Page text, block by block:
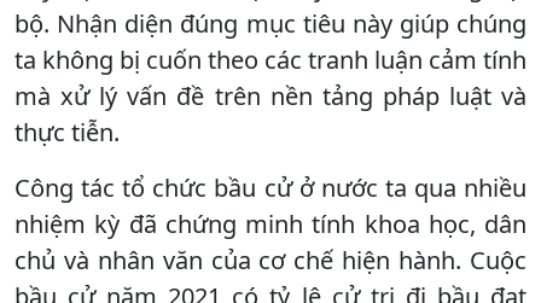
bộ. Nhận diện đúng mục tiêu này giúp chúng
ta không bị cuốn theo các tranh luận cảm tính
mà xử lý vấn đề trên nền tảng pháp luật và
thực tiễn.
Công tác tổ chức bầu cử ở nước ta qua nhiều
nhiệm kỳ đã chứng minh tính khoa học, dân
chủ và nhân văn của cơ chế hiện hành. Cuộc
bầu cử năm 2021 có tỷ lệ cử tri đi bầu đạt